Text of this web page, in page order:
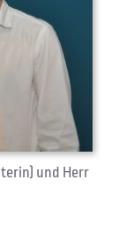
und Herr